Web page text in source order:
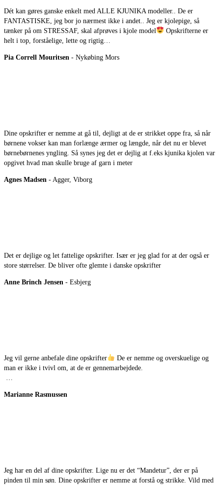
Dét kan gøres ganske enkelt med ALLE KJUNIKA modeller.. De er
FANTASTISKE, jeg bor jo nærmest ikke i andet.. Jeg er kjolepige, så
tænker på om STRESSAF, skal afprøves i kjole model
Opskrifterne er
helt i top, forståelige, lette og rigtig…
Pia Correll Mouritsen - Nykøbing Mors
Dine opskrifter er nemme at gå til, dejligt at de er strikket oppe fra, så når
børnene vokser kan man forlænge ærmer og længde, når det nu er blevet
børnebørnenes yngling. Så synes jeg det er dejlig at f.eks kjunika kjolen var
opgivet hvad man skulle bruge af garn i meter
Agnes Madsen - Agger, Viborg
Det er dejlige og let fattelige opskrifter. Især er jeg glad for at der også er
store størrelser. De bliver ofte glemte i danske opskrifter
Anne Brinch Jensen - Esbjerg
Jeg vil gerne anbefale dine opskrifter
De er nemme og overskuelige og
man er ikke i tvivl om, at de er gennemarbejdede.
Marianne Rasmussen
Jeg har en del af dine opskrifter. Lige nu er det “Mandetur”, der er på
pinden til min søn. Dine opskrifter er nemme at forstå og strikke. Vild med